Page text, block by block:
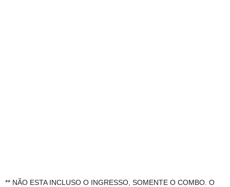
** NÃO ESTA INCLUSO O INGRESSO, SOMENTE O COMBO. O